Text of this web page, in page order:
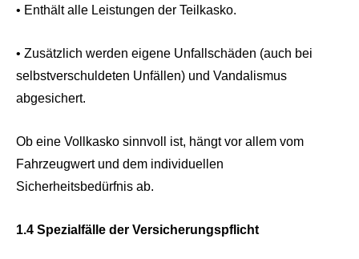
• Enthält alle Leistungen der Teilkasko.
• Zusätzlich werden eigene Unfallschäden (auch bei
selbstverschuldeten Unfällen) und Vandalismus
abgesichert.
Ob eine Vollkasko sinnvoll ist, hängt vor allem vom
Fahrzeugwert und dem individuellen
Sicherheitsbedürfnis ab.
1.4 Spezialfälle der Versicherungspflicht